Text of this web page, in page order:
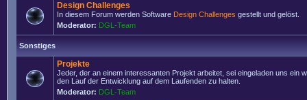
Design Challenges
In diesem Forum werden Software Design Challenges gestellt und gelöst.
Moderator: DGL-Team
Sonstiges
Projekte
Jeder, der an einem interessanten Projekt arbeitet, sei eingeladen uns ein
den Lauf der Entwicklung auf dem Laufenden zu halten.
Moderator: DGL-Team